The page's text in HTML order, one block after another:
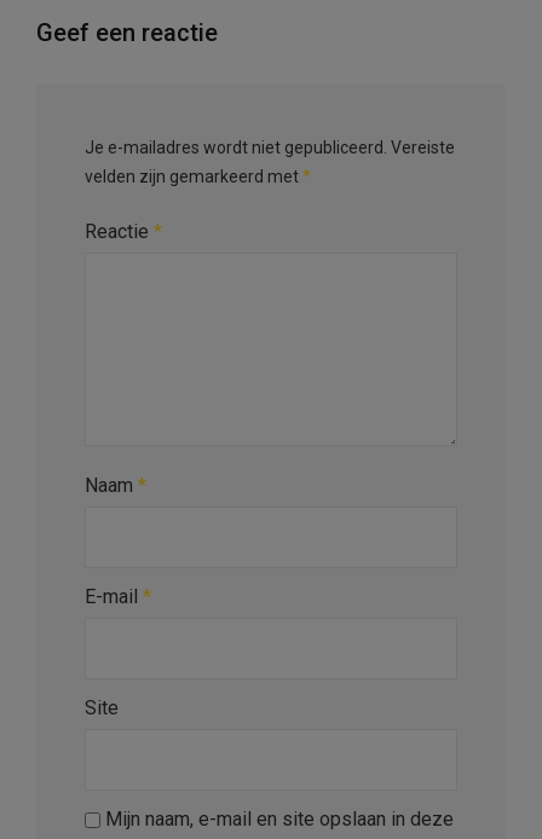
Geef een reactie
Je e-mailadres wordt niet gepubliceerd. Vereiste
velden zijn gemarkeerd met*
Reactie *
Naam *
E-mail *
Site
Mijn naam, e-mail en site opslaan in deze